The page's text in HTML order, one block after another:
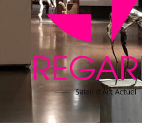
Salon d'Art Actuel